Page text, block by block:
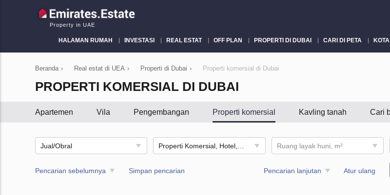
Property in UAE
HALAMAN RUMAH INVESTASI REAL ESTAT OFF PLAN PROPERTI DI DUBAI CARI DI PETA KOTA
Beranda › Real estat di UEA › Properti di Dubai › Properti komersial di Dubai
PROPERTI KOMERSIAL DI DUBAI
Apartemen Vila Pengembangan Properti komersial Kavling tanah Cari
Jual/Obral Ruang layak huni, m²
Pencarian sebelumnya Simpan pencarian Pencarian lanjutan Atur ulang